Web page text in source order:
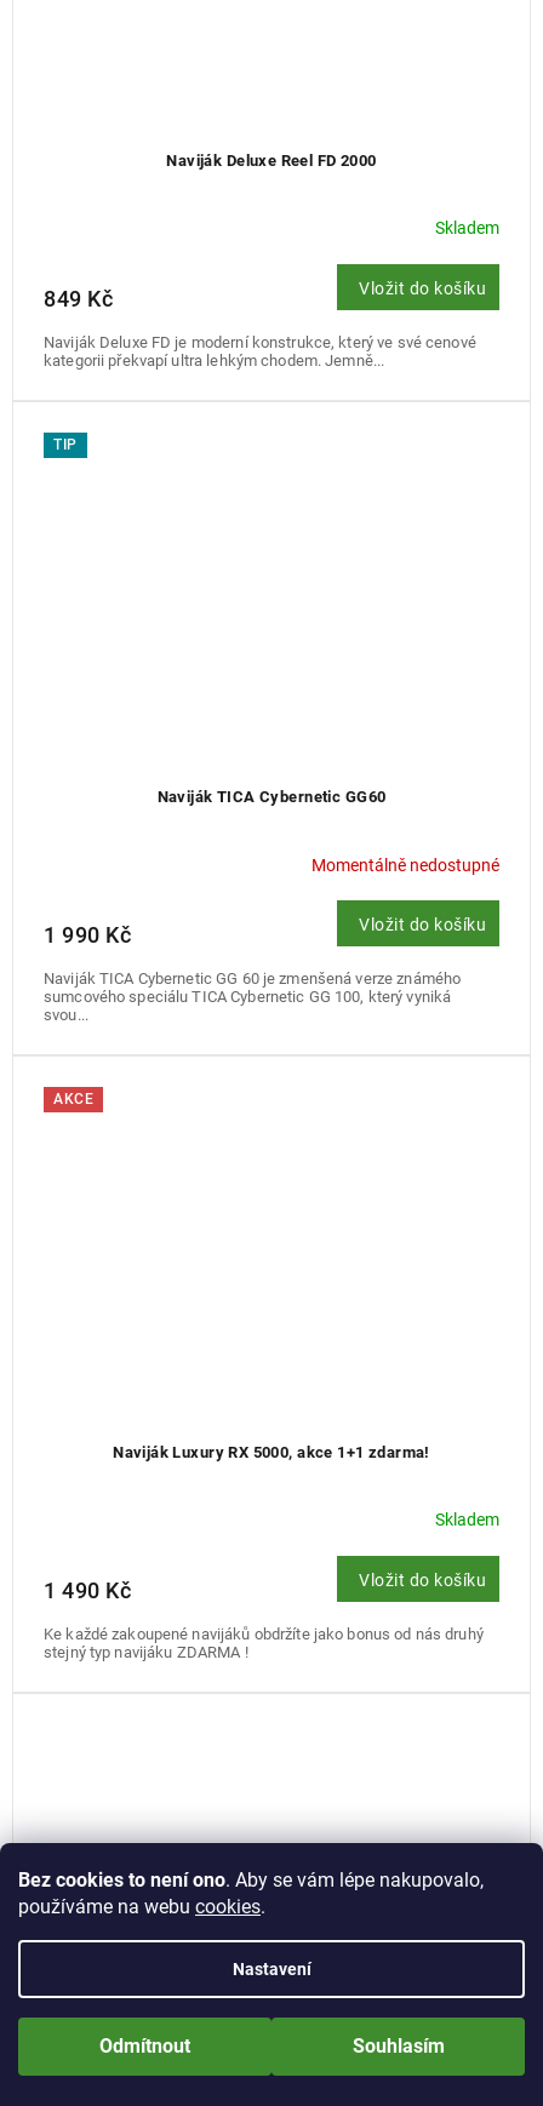
Bez cookies to není ono. Aby se vám lépe nakupovalo,
používáme na webu cookies.
Nastavení
Odmítnout Souhlasím
Nově zaregistrované zákazníci obdrží slevu 5% hned po prvním
přihlášení! Sleva se nevztahuje na jíž zlevněné zboží! Přejeme Vám
Naviják Deluxe Reel FD 2000
Skladem
849 Kč Vložit do košíku
Naviják Deluxe FD je moderní konstrukce, který ve své cenové
kategorii překvapí ultra lehkým chodem. Jemně...
TIP
Naviják TICA Cybernetic GG60
Momentálně nedostupné
1 990 Kč Vložit do košíku
Naviják TICA Cybernetic GG 60 je zmenšená verze známého
sumcového speciálu TICA Cybernetic GG 100, který vyniká
svou...
AKCE
Naviják Luxury RX 5000, akce 1+1 zdarma!
Skladem
1 490 Kč Vložit do košíku
Ke každé zakoupené navijáků obdržíte jako bonus od nás druhý
stejný typ navijáku ZDARMA !